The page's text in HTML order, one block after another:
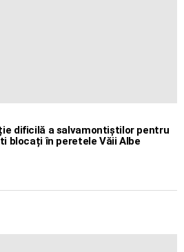
dificilă a salvamontiștilor pentru
blocați în peretele Văii Albe